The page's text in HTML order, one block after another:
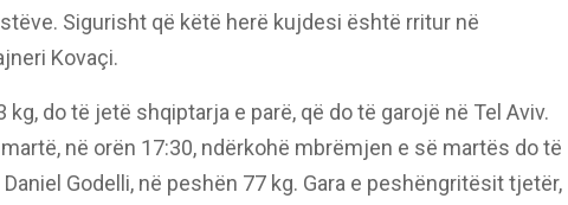
Sigurisht që këtë herë kujdesi është rritur në
Kovaçi.
kg, do të jetë shqiptarja e parë, që do të garojë në Tel Aviv.
në orën 17:30, ndërkohë mbrëmjen e së martës do të
Godelli, në peshën 77 kg. Gara e peshëngritësit tjetër,